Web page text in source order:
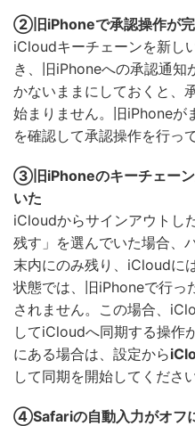
②旧iPhoneで承認操作が完
iCloudキーチェーンを新し
き、旧iPhoneへの承認通知
かないままにしておくと、
始まりません。旧iPhoneが
を確認して承認操作を行っ
③旧iPhoneのキーチェーン
いた
iCloudからサインアウトし
残す」を選んでいた場合、
末内にのみ残り、iCloudに
状態では、旧iPhoneで行っ
されません。この場合、
してiCloudへ同期する操作
にある場合は、設定から
して同期を開始してください
④Safariの自動入力がオフ